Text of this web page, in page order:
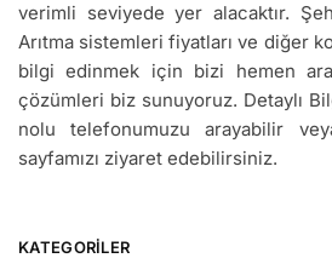
verimli seviyede yer alacaktır.
Arıtma sistemleri fiyatları ve diğer
bilgi edinmek için bizi hemen
çözümleri biz sunuyoruz. Detaylı
nolu telefonumuzu arayabilir
sayfamızı ziyaret edebilirsiniz.
KATEGORILER